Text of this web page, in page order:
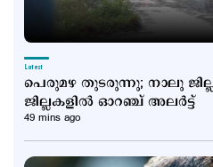
Latest
പെരുമഴ തുടരുന്നു; നാലു
ജില്ലകളില്‍ ഓറഞ്ച് അലര്‍ട്ട്
49 mins ago